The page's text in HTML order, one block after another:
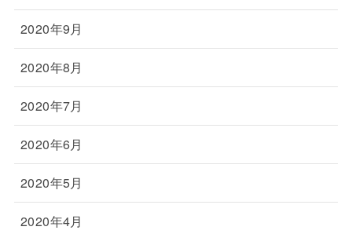
2020年9月
2020年8月
2020年7月
2020年6月
2020年5月
2020年4月